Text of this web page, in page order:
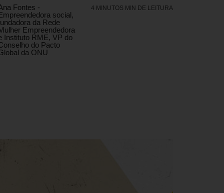
Fontes -
social,
da Rede
Empreendedora
Instituto RME, VP do
do Pacto
da ONU
4 MINUTOS MIN DE LEITURA